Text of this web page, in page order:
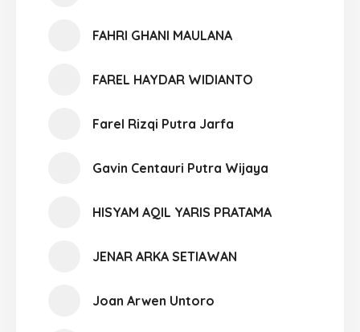
FAHRI GHANI MAULANA
FAREL HAYDAR WIDIANTO
Farel Rizqi Putra Jarfa
Gavin Centauri Putra Wijaya
HISYAM AQIL YARIS PRATAMA
JENAR ARKA SETIAWAN
Joan Arwen Untoro